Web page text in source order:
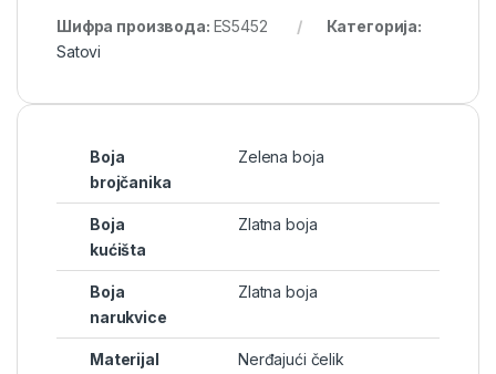
Шифра производа: ES5452
Категорија:
Satovi
Boja
brojčanika
Zelena boja
Boja
kućišta
Zlatna boja
Boja
narukvice
Zlatna boja
Materijal
Nerđajući čelik